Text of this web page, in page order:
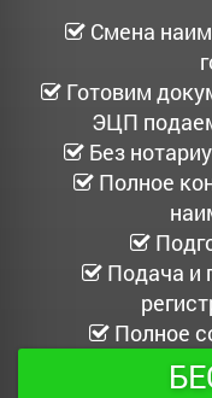
Смена
Готовим
ЭЦП
Без
Полное
Подача и
Полное